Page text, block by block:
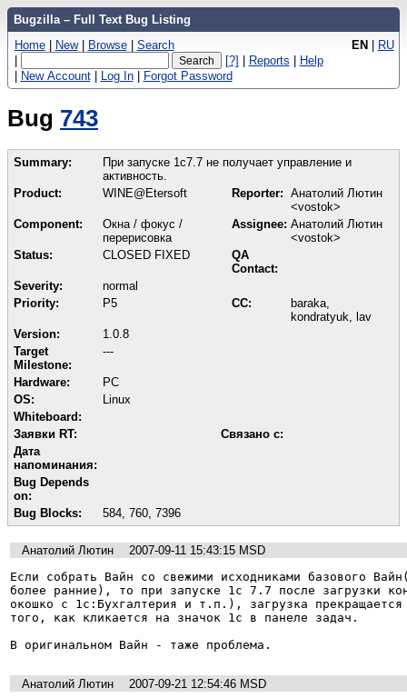
Bugzilla – Full Text Bug Listing
EN | RU
Home | New | Browse | Search
|
[?] | Reports | Help
| New Account | Log In | Forgot Password
Bug 743
Summary:
При запуске 1с7.7 не получает управление и
активность.
Product:
WINE@Etersoft Reporter: Анатолий Лютин
<vostok>
Component:
Окна / фокус /
перерисовка
Assignee: Анатолий Лютин
<vostok>
Status:
CLOSED FIXED
QA
Contact:
Severity:
normal
Priority:
P5 CC:
baraka,
kondratyuk, lav
Version:
1.0.8
Target
Milestone:
---
Hardware:
PC
OS:
Linux
Whiteboard:
Заявки RT:
Связано с:
Дата
напоминания:
Bug Depends
on:
Bug Blocks:
584 760 7396
Анатолий Лютин
2007-09-11 15:43:15 MSD
Если собрать Вайн со свежими исходниками базового
более ранние), то при запуске 1с 7.7 после загрузки
окошко с 1с:Бухгалтерия и т.п.), загрузка прекращается
того, как кликается на значок 1с в панеле задач.
В оригинальном Вайн - таже проблема.
Анатолий Лютин
2007-09-21 12:54:46 MSD